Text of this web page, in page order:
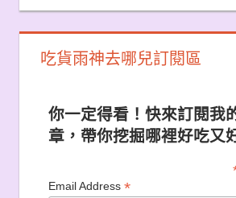
吃貨雨神去哪兒訂閱區
你一定得看！快來訂閱我
章，帶你挖掘哪裡好吃又
Email Address *